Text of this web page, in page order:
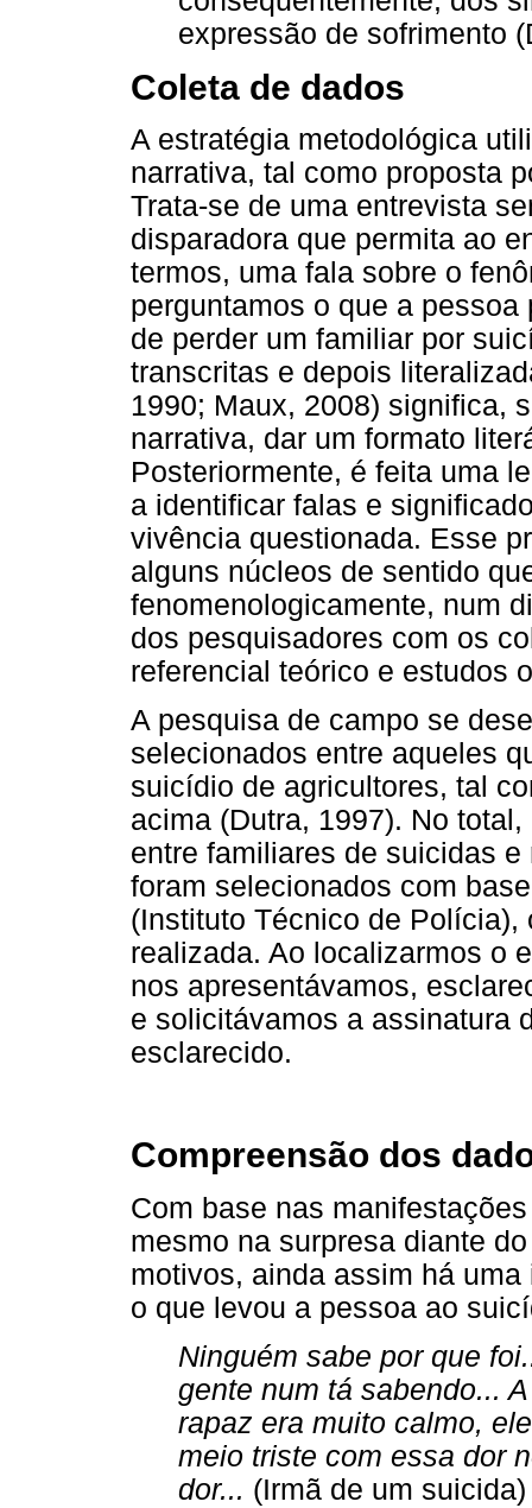
expressão de sofrimento
Coleta de dados
A estratégia metodológica
narrativa, tal como proposta
Trata-se de uma entrevista
disparadora que permita ao
termos, uma fala sobre o
perguntamos o que a
de perder um familiar por
transcritas e depois
1990; Maux, 2008) significa,
narrativa, dar um formato
Posteriormente, é feita uma
a identificar falas e
vivência questionada. Esse
alguns núcleos de sentido
fenomenologicamente, num
dos pesquisadores com os
referencial teórico e estudos
A pesquisa de campo se
selecionados entre aqueles
suicídio de agricultores, tal
acima (Dutra, 1997). No
entre familiares de suicidas
foram selecionados com
(Instituto Técnico de
realizada. Ao localizarmos o
nos apresentávamos,
e solicitávamos a assinatura
esclarecido.
Compreensão dos
Com base nas
mesmo na surpresa diante
motivos, ainda assim há
o que levou a pessoa ao
Ninguém sabe por que
gente num tá sabendo...
rapaz era muito calmo,
meio triste com essa dor
dor... (Irmã de um suicida)